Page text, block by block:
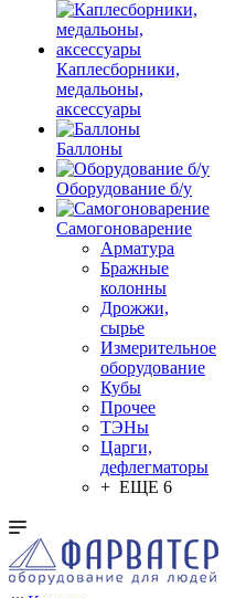
Каплесборники,
медальоны,
аксессуары
Баллоны
Оборудование б/у
Самогоноварение
Арматура
Бражные
колонны
Дрожжи,
сырье
Измерительное
оборудование
Кубы
Прочее
ТЭНы
Царги,
дефлегматоры
+ ЕЩЕ 6